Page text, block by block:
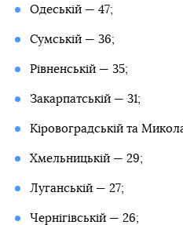
Одеській — 47;
Сумській — 36;
Рівненській — 35;
Закарпатській — 31;
Кіровоградській та
Хмельницькій — 29;
Луганській — 27;
Чернігівській — 26;